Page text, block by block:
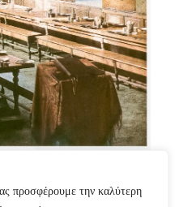
προσφέρουμε την καλύτερη